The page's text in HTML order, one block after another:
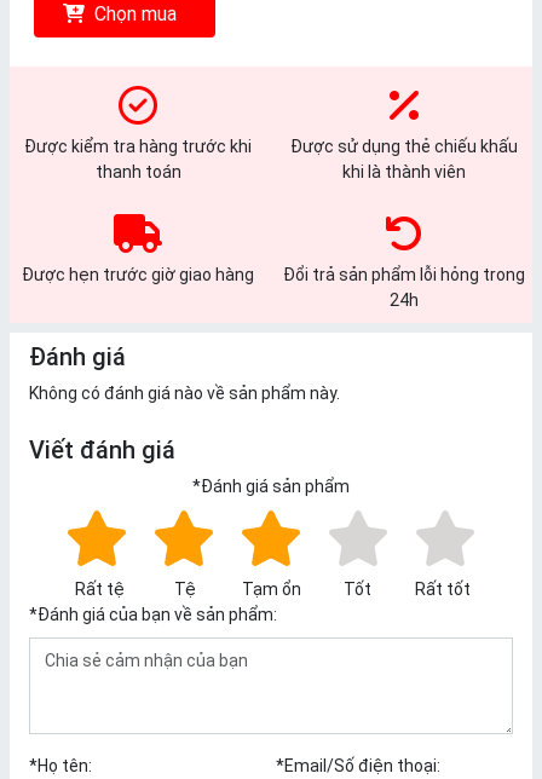
Chọn mua
Được kiểm tra hàng trước khi
thanh toán
Được sử dụng thẻ chiếu khấu
khi là thành viên
Được hẹn trước giờ giao hàng
Đổi trả sản phẩm lỗi hỏng trong
24h
Đánh giá
Không có đánh giá nào về sản phẩm này.
Viết đánh giá
*Đánh giá sản phẩm
Rất tệ Tệ Tạm ổn Tốt
Rất tốt
*Đánh giá của bạn về sản phẩm:
*Họ tên: *Email/Số điện thoại: